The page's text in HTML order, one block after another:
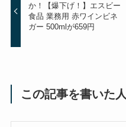
か！【爆下げ！】エスビー
食品 業務用 赤ワインビネ
ガー 500mlが659円
この記事を書いた人